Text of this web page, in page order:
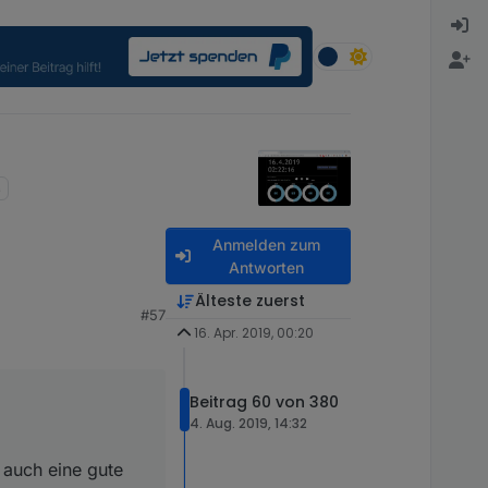
Beinbruch.
#57
eine gute
Anmelden zum
Antworten
Älteste zuerst
16. Apr. 2019, 00:20
Beitrag 60 von 380
4. Aug. 2019, 14:32